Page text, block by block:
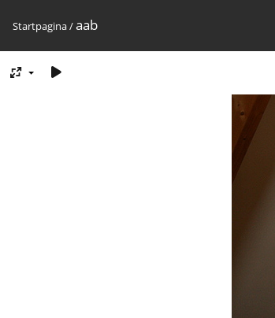
Startpagina/aab